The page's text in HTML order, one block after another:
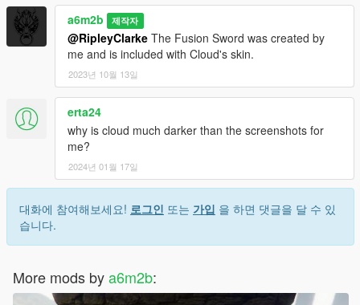
a6m2b 제작자
@RipleyClarke The Fusion Sword was created by
me and is included with Cloud's skin.
2023년 10월 13일
erta24
why is cloud much darker than the screenshots for
me?
2024년 01월 17일
대화에 참여해보세요! 로그인 또는 가입 을 하면 댓글을 달 수 있
습니다.
More mods bya6m2b: